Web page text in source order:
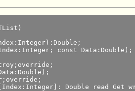
const Data:Double);
Double read Get